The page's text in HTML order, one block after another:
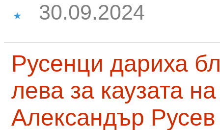
30.09.2024
Русенци дариха
лева за каузата
Александър Русев